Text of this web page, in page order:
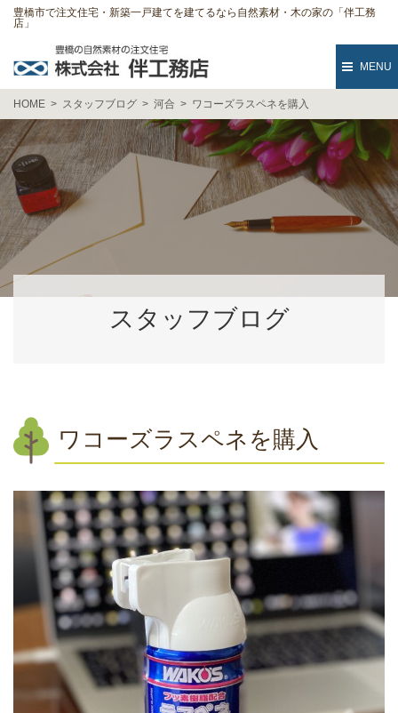
豊橋市で注文住宅・新築一戸建てを建てるなら自然素材・木の家の「伴工務
店」
MENU
HOME スタッフブログ 河合 ワコーズラスペネを購入
スタッフブログ
ワコーズラスペネを購入